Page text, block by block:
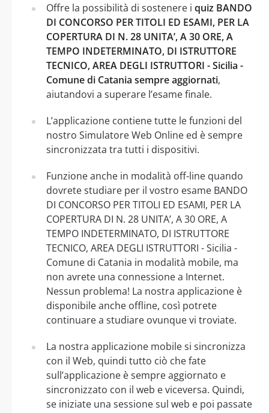
Offre la possibilità di sostenere i quiz BANDO
DI CONCORSO PER TITOLI ED ESAMI, PER LA
COPERTURA DI N. 28 UNITA’, A 30 ORE, A
TEMPO INDETERMINATO, DI ISTRUTTORE
TECNICO, AREA DEGLI ISTRUTTORI - Sicilia -
Comune di Catania sempre aggiornati,
aiutandovi a superare l’esame finale.
L’applicazione contiene tutte le funzioni del
nostro Simulatore Web Online ed è sempre
sincronizzata tra tutti i dispositivi.
Funzione anche in modalità off-line quando
dovrete studiare per il vostro esame BANDO
DI CONCORSO PER TITOLI ED ESAMI, PER LA
COPERTURA DI N. 28 UNITA’, A 30 ORE, A
TEMPO INDETERMINATO, DI ISTRUTTORE
TECNICO, AREA DEGLI ISTRUTTORI - Sicilia -
Comune di Catania in modalità mobile, ma
non avrete una connessione a Internet.
Nessun problema! La nostra applicazione è
disponibile anche offline, così potrete
continuare a studiare ovunque vi troviate.
La nostra applicazione mobile si sincronizza
con il Web, quindi tutto ciò che fate
sull’applicazione è sempre aggiornato e
sincronizzato con il web e viceversa. Quindi,
se iniziate una sessione sul web e poi passate